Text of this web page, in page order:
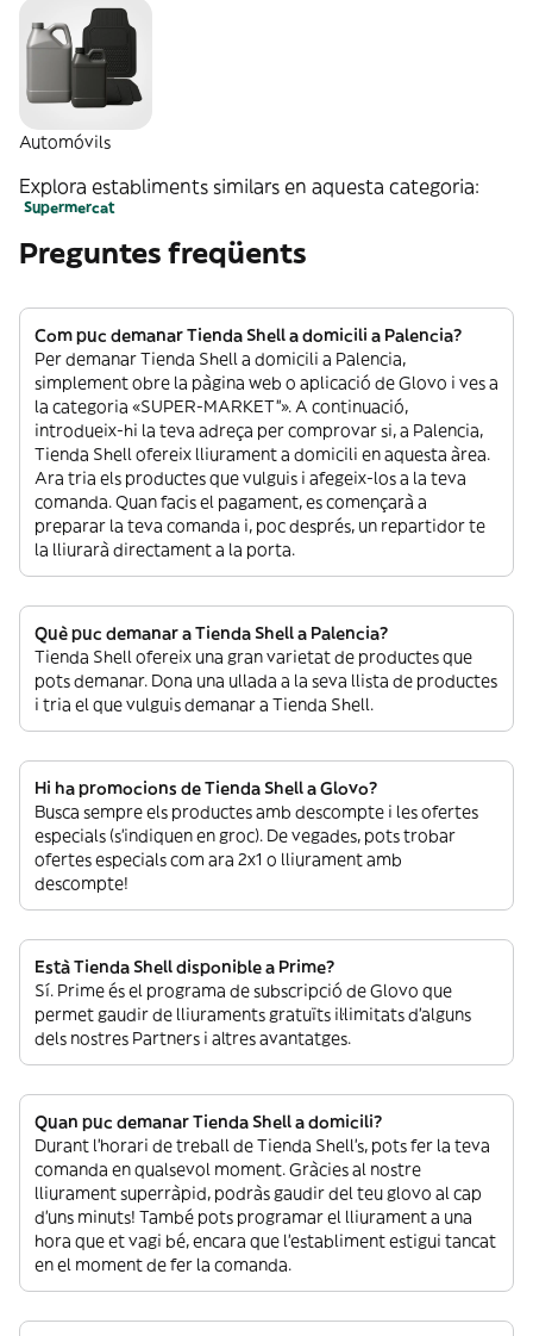
Automóvils
Explora establiments similars en aquesta categoria:
Supermercat
Preguntes freqüents
Com puc demanar Tienda Shell a domicili a Palencia?
Per demanar Tienda Shell a domicili a Palencia,
simplement obre la pàgina web o aplicació de Glovo i ves a
la categoria «SUPER-MARKET”». A continuació,
introdueix-hi la teva adreça per comprovar si, a Palencia,
Tienda Shell ofereix lliurament a domicili en aquesta àrea.
Ara tria els productes que vulguis i afegeix-los a la teva
comanda. Quan facis el pagament, es començarà a
preparar la teva comanda i, poc després, un repartidor te
la lliurarà directament a la porta.
Què puc demanar a Tienda Shell a Palencia?
Tienda Shell ofereix una gran varietat de productes que
pots demanar. Dona una ullada a la seva llista de productes
i tria el que vulguis demanar a Tienda Shell.
Hi ha promocions de Tienda Shell a Glovo?
Busca sempre els productes amb descompte i les ofertes
especials (s’indiquen en groc). De vegades, pots trobar
ofertes especials com ara 2x1 o lliurament amb
descompte!
Està Tienda Shell disponible a Prime?
Sí. Prime és el programa de subscripció de Glovo que
permet gaudir de lliuraments gratuïts il·limitats d’alguns
dels nostres Partners i altres avantatges.
Quan puc demanar Tienda Shell a domicili?
Durant l’horari de treball de Tienda Shell’s, pots fer la teva
comanda en qualsevol moment. Gràcies al nostre
lliurament superràpid, podràs gaudir del teu glovo al cap
d’uns minuts! També pots programar el lliurament a una
hora que et vagi bé, encara que l’establiment estigui tancat
en el moment de fer la comanda.